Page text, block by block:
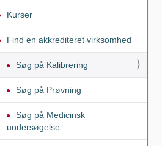
Kurser
Find en akkrediteret virksomhed
Søg på Kalibrering
Søg på Prøvning
Søg på Medicinsk
undersøgelse